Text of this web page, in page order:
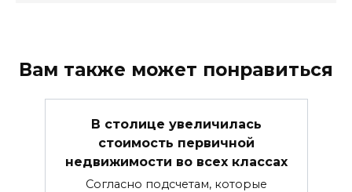
Вам также может понравиться
В столице увеличилась
стоимость первичной
недвижимости во всех классах
Согласно подсчетам, которые